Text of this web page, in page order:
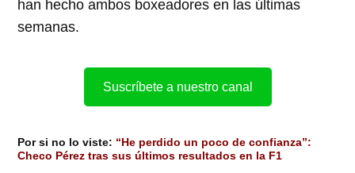
han hecho ambos boxeadores en las últimas
semanas.
Suscríbete a nuestro canal
Por si no lo viste: “He perdido un poco de confianza”:
Checo Pérez tras sus últimos resultados en la F1